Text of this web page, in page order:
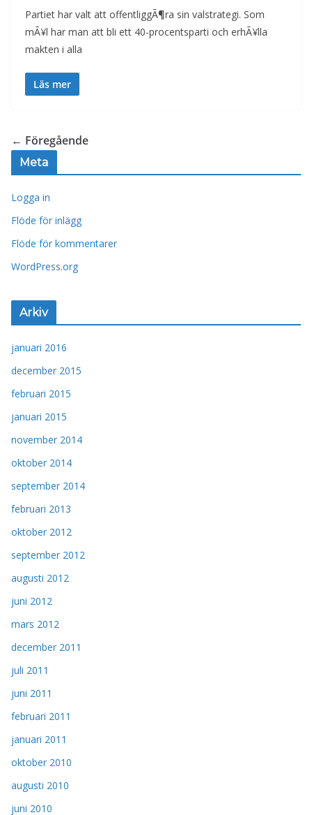
Partiet har valt att offentliggÃ¶ra sin valstrategi. Som
mÃ¥l har man att bli ett 40-procentsparti och erhÃ¥lla
makten i alla
Läs mer
← Föregående
Meta
Logga in
Flöde för inlägg
Flöde för kommentarer
WordPress.org
Arkiv
januari 2016
december 2015
februari 2015
januari 2015
november 2014
oktober 2014
september 2014
februari 2013
oktober 2012
september 2012
augusti 2012
juni 2012
mars 2012
december 2011
juli 2011
juni 2011
februari 2011
januari 2011
oktober 2010
augusti 2010
juni 2010